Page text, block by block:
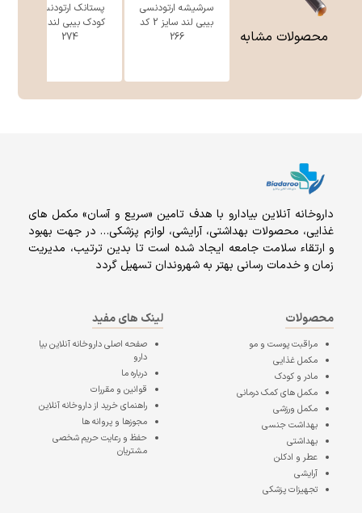
محصولات مشابه
سرشیشه ارتودنسی
بیبی لند سایز 2 کد
266
پستانک ارتودنسی
کودک بیبی لند کد
274
داروخانه آنلاين بيادارو با هدف تامين «سریع و آسان» مكمل هاى
غذايى، محصولات بهداشتى، آرايشى، لوازم پزشکی… در جهت بهبود
و ارتقاء سلامت جامعه ایجاد شده است تا بدین ترتیب، مدیریت
زمان و خدمات رسانی بهتر به شهروندان تسهیل گردد
محصولات
مراقبت پوست و مو
مکمل غذایی
مادر و کودک
مکمل های کمک درمانی
مکمل ورزشی
بهداشت جنسی
بهداشتی
عطر و ادکلن
آرایشی
تجهیزات پزشکی
لینک های مفید
صفحه اصلیداروخانه آنلاین بیا
دارو
درباره ما
قوانین و مقررات
راهنمای خرید از داروخانه آنلاین
مجوزها و پروانه ها
حفظ و رعایت حریم شخصی
مشتریان